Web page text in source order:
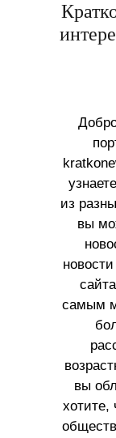
из
вы
самым
вы
хотите,